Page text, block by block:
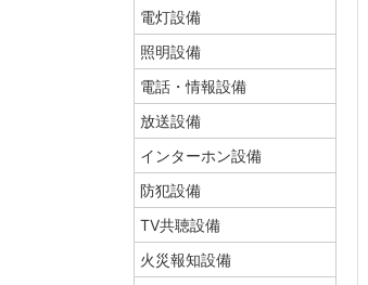
電灯設備
照明設備
電話・情報設備
放送設備
インターホン設備
防犯設備
TV共聴設備
火災報知設備